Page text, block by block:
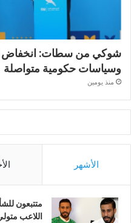
شوكي من سطات: انخفاض
وسياسات حكومية متواصلة
منذ يومين
الأشهر
متتبعون
اللاعب